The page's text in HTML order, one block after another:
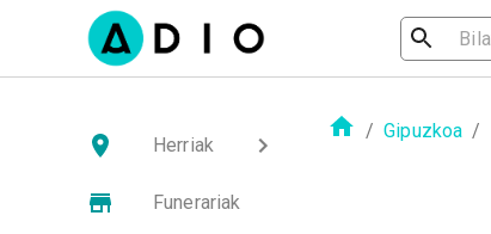
Herriak
Funerariak
/ Gipuzkoa /